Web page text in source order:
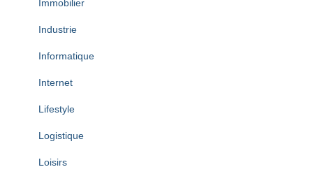
Immobilier
Industrie
Informatique
Internet
Lifestyle
Logistique
Loisirs